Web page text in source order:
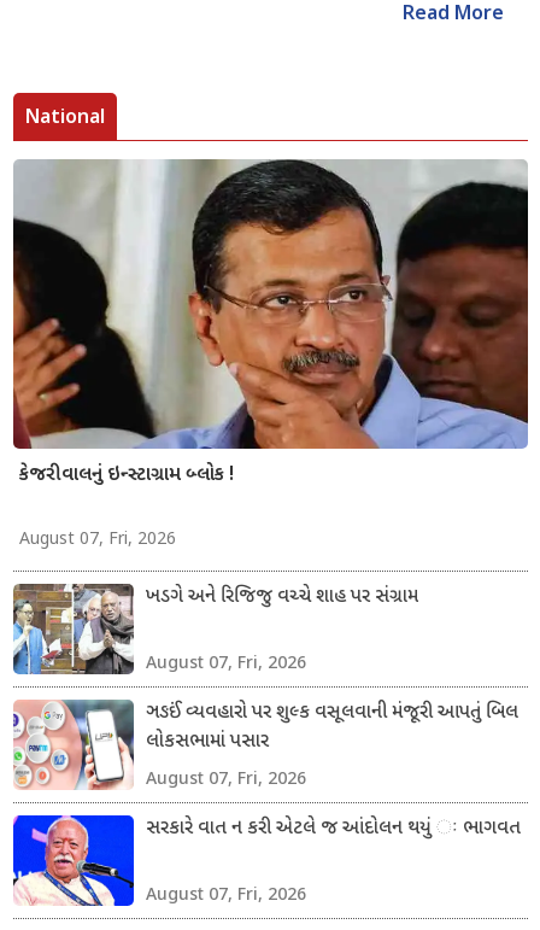
Read More
National
કેજરીવાલનું ઇન્સ્ટાગ્રામ બ્લોક !
August 07, Fri, 2026
ખડગે અને રિજિજુ વચ્ચે શાહ પર સંગ્રામ
August 07, Fri, 2026
ઞઙઈં વ્યવહારો પર શુલ્ક વસૂલવાની મંજૂરી આપતું બિલ
લોકસભામાં પસાર
August 07, Fri, 2026
સરકારે વાત ન કરી એટલે જ આંદોલન થયું ઃ ભાગવત
August 07, Fri, 2026